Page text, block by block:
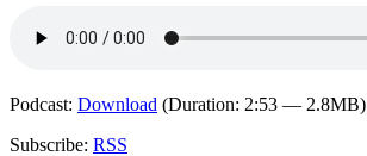
Podcast: Download (Duration: 2:53 — 2.8MB)
Subscribe: RSS